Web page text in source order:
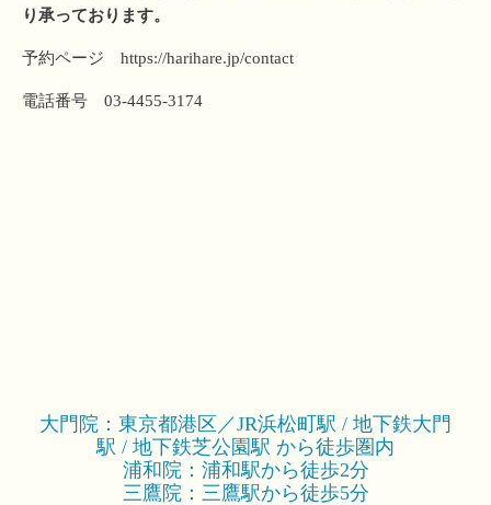
り承っております。
予約ページ https://harihare.jp/contact
電話番号 03-4455-3174
大門院：東京都港区／JR浜松町駅 / 地下鉄大門
駅 / 地下鉄芝公園駅 から徒歩圏内
浦和院：浦和駅から徒歩2分
三鷹院：三鷹駅から徒歩5分